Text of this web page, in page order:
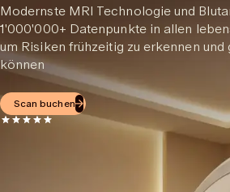
Modernste MRI Technologie und
1'000'000+ Datenpunkte in allen
um Risiken frühzeitig zu erkennen und
können
Scan buchen